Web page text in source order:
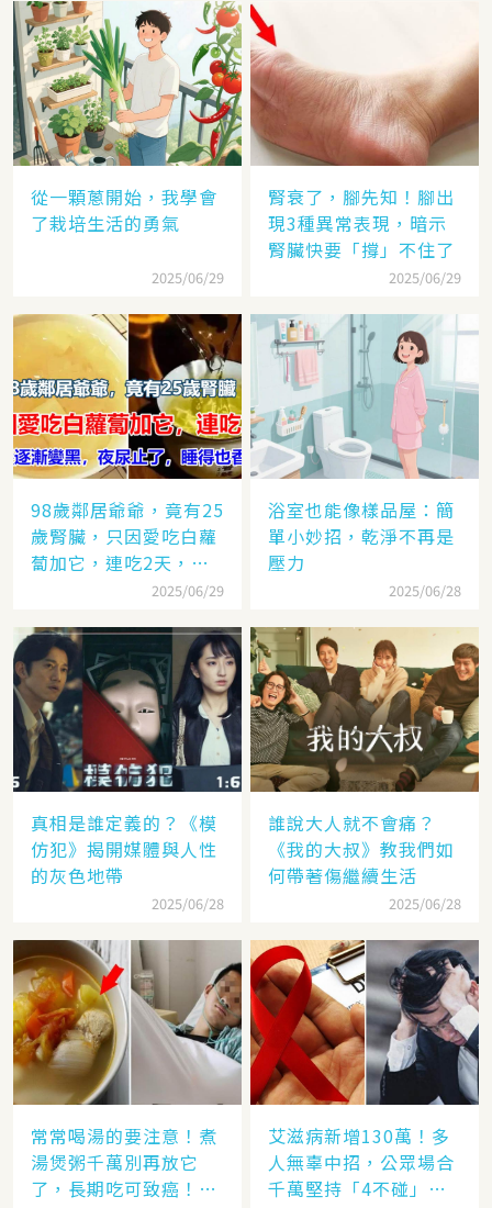
從一顆蔥開始，我學會
了栽培生活的勇氣
2025/06/29
腎衰了，腳先知！腳出
現3種異常表現，暗示
腎臟快要「撐」不住了
2025/06/29
98歲鄰居爺爺，竟有25
歲腎臟，只因愛吃白蘿
蔔加它，連吃2天，白
髮逐漸變黑，夜尿止
2025/06/29
浴室也能像樣品屋：簡
單小妙招，乾淨不再是
壓力
2025/06/28
真相是誰定義的？《模
仿犯》揭開媒體與人性
的灰色地帶
2025/06/28
誰說大人就不會痛？
《我的大叔》教我們如
何帶著傷繼續生活
2025/06/28
常常喝湯的要注意！煮
湯煲粥千萬別再放它
了，長期吃可致癌！已
艾滋病新增130萬！多
人無辜中招，公眾場合
千萬堅持「4不碰」原